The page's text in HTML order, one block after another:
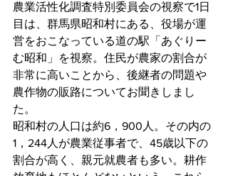
農業活性化調査特別委員会の視察で1日
目は、群馬県昭和村にある、役場が運
営をおこなっている道の駅「あぐりー
む昭和」を視察。住民が農家の割合が
非常に高いことから、後継者の問題や
農作物の販路についてお聞きしまし
た。
昭和村の人口は約6，900人。その内の
1，244人が農業従事者で、45歳以下の
割合が高く、親元就農者も多い。耕作